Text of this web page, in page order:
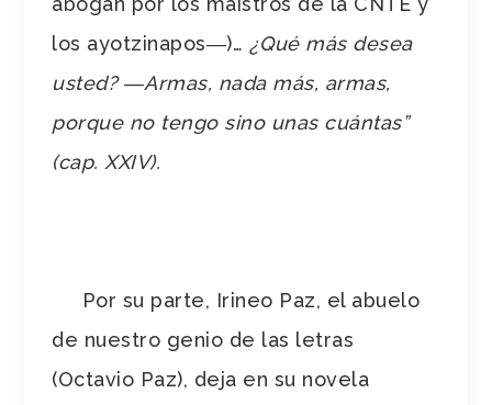
los ayotzinapos―)… ¿Qué más desea
usted? ―Armas, nada más, armas,
porque no tengo sino unas cuántas”
(cap. XXIV).
Por su parte, Irineo Paz, el abuelo
de nuestro genio de las letras
(Octavio Paz), deja en su novela